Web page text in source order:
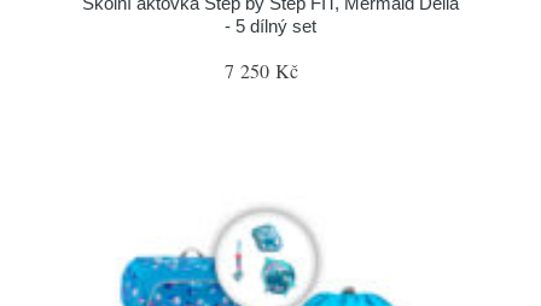
- 5 dílný set
7 250 Kč